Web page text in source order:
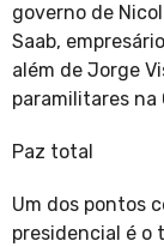
governo de
Saab,
além de Jorge
paramilitares na
Paz total
Um dos pontos
presidencial é o